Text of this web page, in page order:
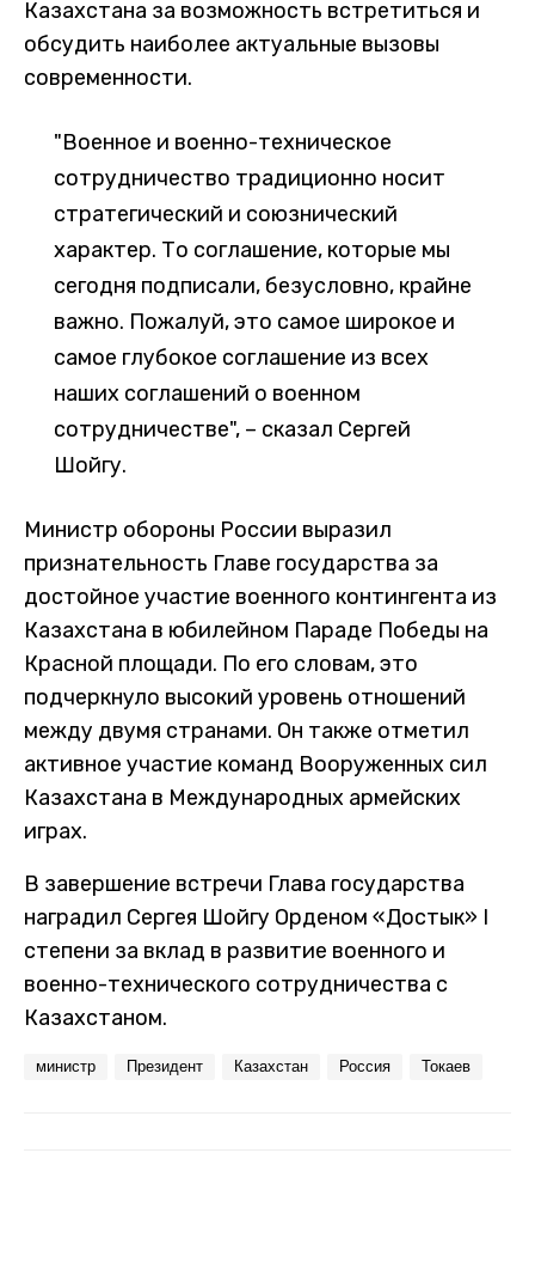
Казахстана за возможность встретиться и
обсудить наиболее актуальные вызовы
современности.
"Военное и военно-техническое
сотрудничество традиционно носит
стратегический и союзнический
характер. То соглашение, которые мы
сегодня подписали, безусловно, крайне
важно. Пожалуй, это самое широкое и
самое глубокое соглашение из всех
наших соглашений о военном
сотрудничестве", – сказал Сергей
Шойгу.
Министр обороны России выразил
признательность Главе государства за
достойное участие военного контингента из
Казахстана в юбилейном Параде Победы на
Красной площади. По его словам, это
подчеркнуло высокий уровень отношений
между двумя странами. Он также отметил
активное участие команд Вооруженных сил
Казахстана в Международных армейских
играх.
В завершение встречи Глава государства
наградил Сергея Шойгу Орденом «Достык» І
степени за вклад в развитие военного и
военно-технического сотрудничества с
Казахстаном.
министр Президент Казахстан Россия Токаев